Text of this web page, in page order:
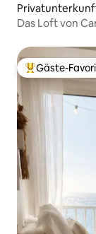
Das Loft von
Beliebter
Gäste-